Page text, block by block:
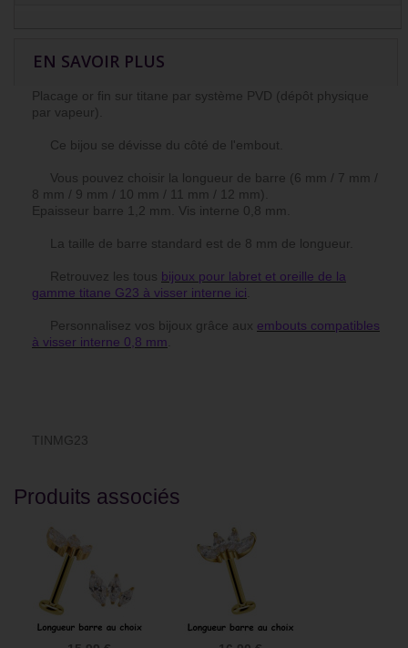
EN SAVOIR PLUS
Placage or fin sur titane par système PVD (dépôt physique
par vapeur).
Ce bijou se dévisse du côté de l'embout.
Vous pouvez choisir la longueur de barre (6 mm / 7 mm /
8 mm / 9 mm / 10 mm / 11 mm / 12 mm).
Epaisseur barre 1,2 mm. Vis interne 0,8 mm.
La taille de barre standard est de 8 mm de longueur.
Retrouvez les tous bijoux pour labret et oreille de la
gamme titane G23 à visser interne ici
Personnalisez vos bijoux grâce aux embouts compatibles
à visser interne 0,8 mm
TINMG23
Produits associés